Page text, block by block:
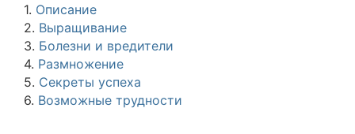
1. Описание
2. Выращивание
3. Болезни и вредители
4. Размножение
5. Секреты успеха
6. Возможные трудности